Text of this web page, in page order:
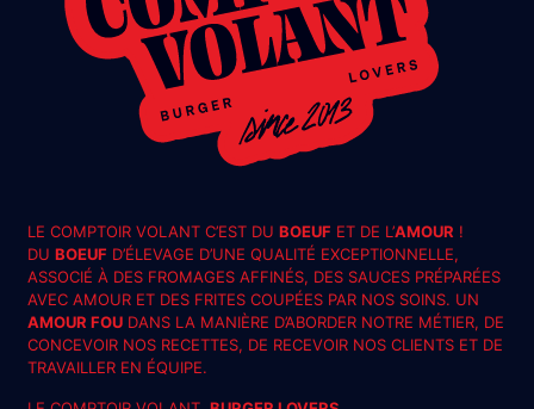
LE COMPTOIR VOLANT C’EST DU BOEUF ET DE L’AMOUR !
DU BOEUF D’ÉLEVAGE D’UNE QUALITÉ EXCEPTIONNELLE,
ASSOCIÉ À DES FROMAGES AFFINÉS, DES SAUCES PRÉPARÉES
AVEC AMOUR ET DES FRITES COUPÉES PAR NOS SOINS. UN
AMOUR FOU DANS LA MANIÈRE D’ABORDER NOTRE MÉTIER, DE
CONCEVOIR NOS RECETTES, DE RECEVOIR NOS CLIENTS ET DE
TRAVAILLER EN ÉQUIPE.